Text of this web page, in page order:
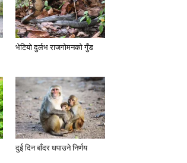
भेटियो दुर्लभ राजगोमनको गुँड
दुई दिन बाँदर धपाउने निर्णय